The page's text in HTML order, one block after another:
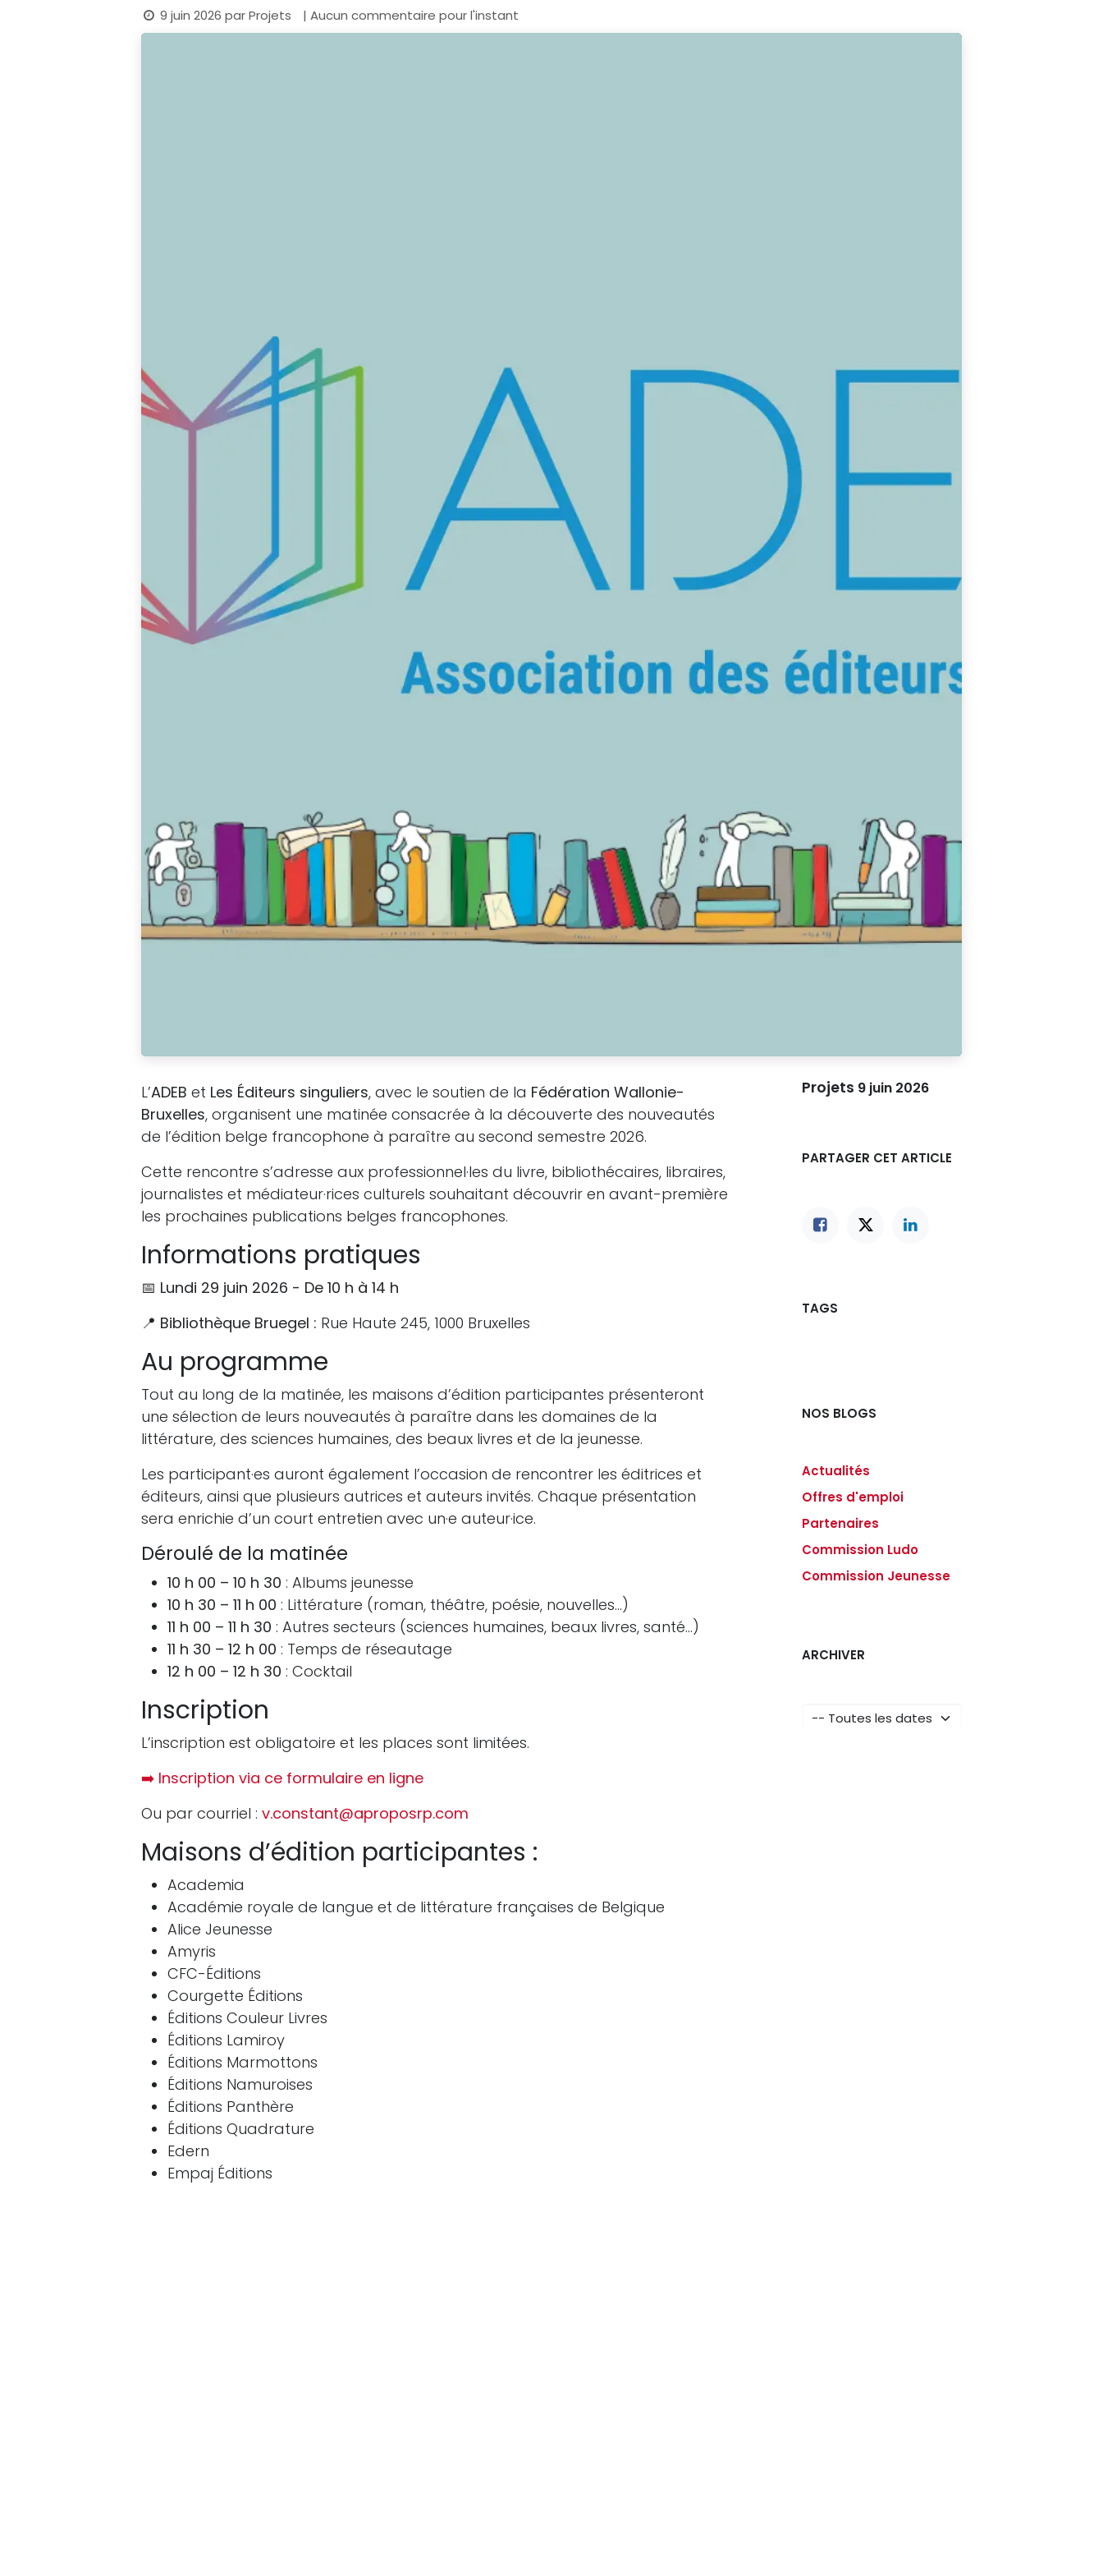
9 juin 2026 parProjets | Aucun commentaire pour l'instant
L’ADEB et Les Éditeurs singuliers, avec le soutien de la Fédération Wallonie-
Bruxelles, organisent une matinée consacrée à la découverte des nouveautés
de l’édition belge francophone à paraître au second semestre 2026.
Cette rencontre s’adresse aux professionnel·les du livre, bibliothécaires, libraires,
journalistes et médiateur·rices culturels souhaitant découvrir en avant-première
les prochaines publications belges francophones.
Informations pratiques
📅 Lundi 29 juin 2026 - De 10 h à 14 h
📍 Bibliothèque Bruegel : Rue Haute 245, 1000 Bruxelles
Au programme
Tout au long de la matinée, les maisons d’édition participantes présenteront
une sélection de leurs nouveautés à paraître dans les domaines de la
littérature, des sciences humaines, des beaux livres et de la jeunesse.
Les participant·es auront également l’occasion de rencontrer les éditrices et
éditeurs, ainsi que plusieurs autrices et auteurs invités. Chaque présentation
sera enrichie d’un court entretien avec un·e auteur·ice.
Déroulé de la matinée
10 h 00 – 10 h 30 : Albums jeunesse
10 h 30 – 11 h 00 : Littérature (roman, théâtre, poésie, nouvelles…)
11 h 00 – 11 h 30 : Autres secteurs (sciences humaines, beaux livres, santé…)
11 h 30 – 12 h 00 : Temps de réseautage
12 h 00 – 12 h 30 : Cocktail
Inscription
L’inscription est obligatoire et les places sont limitées.
➡️ Inscription via ce formulaire en ligne
Ou par courriel : v.constant@aproposrp.com
Maisons d’édition participantes :
Academia
Académie royale de langue et de littérature françaises de Belgique
Alice Jeunesse
Amyris
CFC-Éditions
Courgette Éditions
Éditions Couleur Livres
Éditions Lamiroy
Éditions Marmottons
Éditions Namuroises
Éditions Panthère
Éditions Quadrature
Edern
Empaj Éditions
Projets 9 juin 2026
PARTAGER CET ARTICLE
TAGS
NOS BLOGS
Actualités
Offres d'emploi
Partenaires
Commission Ludo
Commission Jeunesse
ARCHIVER